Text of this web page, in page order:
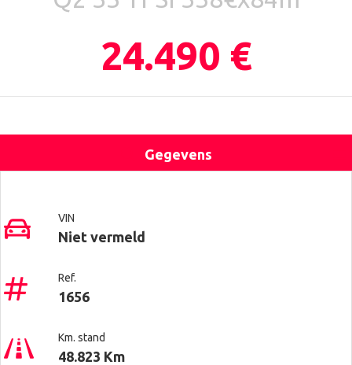
24.490 €
Gegevens
VIN
Niet vermeld
Ref.
1656
Km. stand
48.823 Km